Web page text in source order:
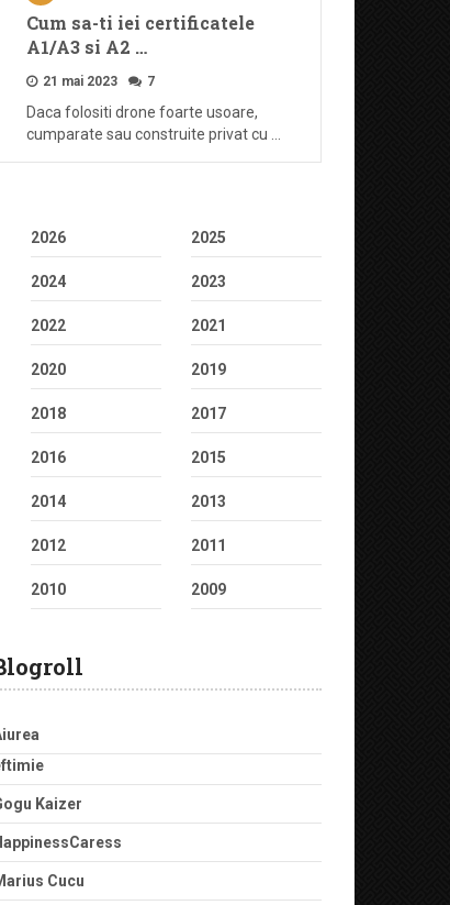
Cum sa-ti iei certificatele
A1/A3 si A2 …
21 mai 2023 7
Daca folositi drone foarte usoare,
cumparate sau construite privat cu …
2026 2025
2024 2023
2022 2021
2020 2019
2018 2017
2016 2015
2014 2013
2012 2011
2010 2009
Kaizer
Cucu